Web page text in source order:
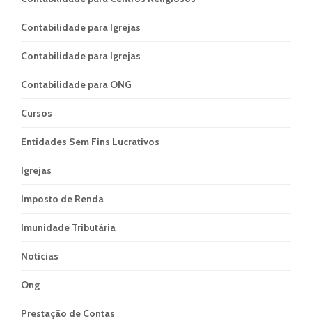
Contabilidade para Igrejas
Contabilidade para Igrejas
Contabilidade para ONG
Cursos
Entidades Sem Fins Lucrativos
Igrejas
Imposto de Renda
Imunidade Tributária
Notícias
Ong
Prestação de Contas